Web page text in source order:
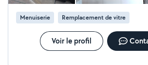
Menuiserie Remplacement de vitre
Voir le profil